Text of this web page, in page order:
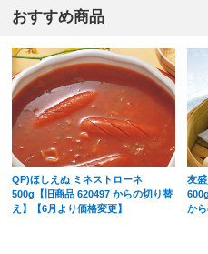
おすすめ商品
QP)ほしえぬ ミネストローネ
500g【旧商品 620497 からの切り替
え】【6月より価格変更】
友
から